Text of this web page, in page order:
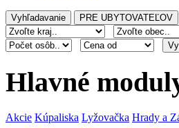
Hlavné
Akcie Kúpaliska Lyžovačka Hrady a